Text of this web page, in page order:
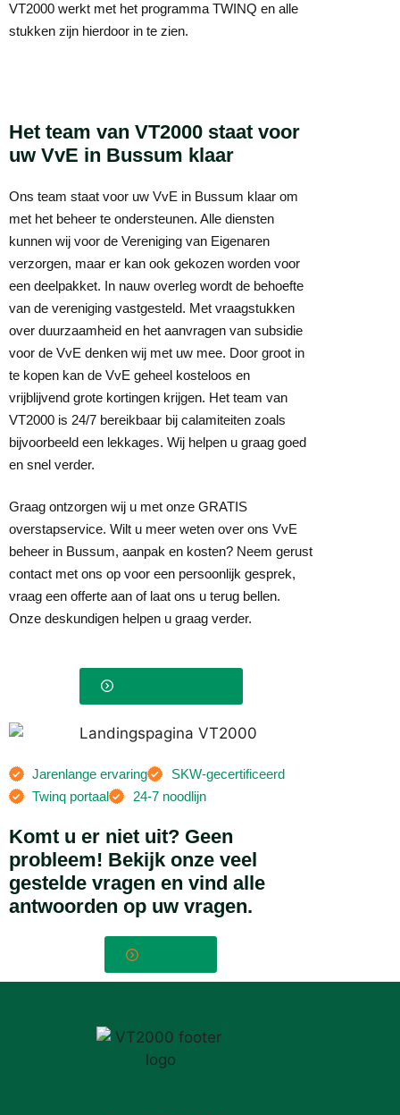
VT2000 werkt met het programma TWINQ en alle
stukken zijn hierdoor in te zien.
Het team van VT2000 staat voor
uw VvE in Bussum klaar
Ons team staat voor uw VvE in Bussum klaar om
met het beheer te ondersteunen. Alle diensten
kunnen wij voor de Vereniging van Eigenaren
verzorgen, maar er kan ook gekozen worden voor
een deelpakket. In nauw overleg wordt de behoefte
van de vereniging vastgesteld. Met vraagstukken
over duurzaamheid en het aanvragen van subsidie
voor de VvE denken wij met uw mee. Door groot in
te kopen kan de VvE geheel kosteloos en
vrijblijvend grote kortingen krijgen. Het team van
VT2000 is 24/7 bereikbaar bij calamiteiten zoals
bijvoorbeeld een lekkages. Wij helpen u graag goed
en snel verder.
Graag ontzorgen wij u met onze GRATIS
overstapservice. Wilt u meer weten over ons VvE
beheer in Bussum, aanpak en kosten? Neem gerust
contact met ons op voor een persoonlijk gesprek,
vraag een offerte aan of laat ons u terug bellen.
Onze deskundigen helpen u graag verder.
Meer over VT2000
Jarenlange ervaring
SKW-gecertificeerd
Twinq portaal
24-7 noodlijn
Komt u er niet uit? Geen
probleem! Bekijk onze veel
gestelde vragen en vind alle
antwoorden op uw vragen.